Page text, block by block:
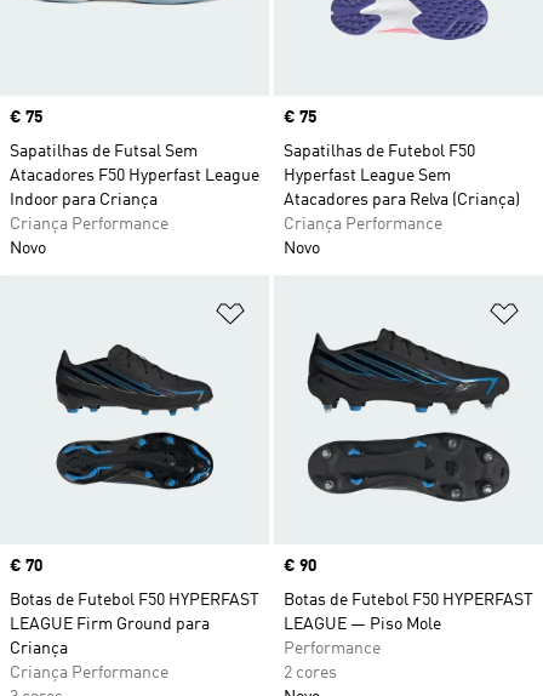
Price
€ 75
Sapatilhas de Futsal Sem
Atacadores F50 Hyperfast League
Indoor para Criança
Criança Performance
Novo
Price
€ 75
Sapatilhas de Futebol F50
Hyperfast League Sem
Atacadores para Relva (Criança)
Criança Performance
Novo
Price
€ 70
Botas de Futebol F50 HYPERFAST
LEAGUE Firm Ground para
Criança
Criança Performance
Price
€ 90
Botas de Futebol F50 HYPERFAST
LEAGUE — Piso Mole
Performance
2 cores